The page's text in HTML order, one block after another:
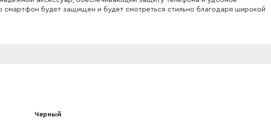
смартфон будет защищен и будет смотреться стильно благодаря широкой
Черный